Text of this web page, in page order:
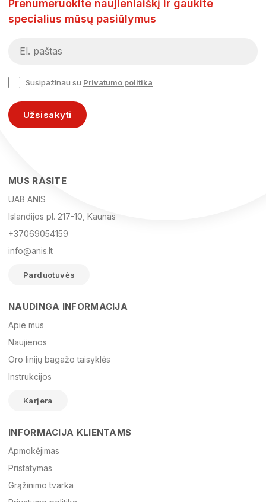
El. paštas
Žinutė
Prenumeruokite naujienlaiškį ir gaukite
specialius mūsų pasiūlymus
Susipažinau su Privatumo politika
Užsisakyti
MUS RASITE
UAB ANIS
Islandijos pl. 217-10, Kaunas
+37069054159
info@anis.lt
Parduotuvės
NAUDINGA INFORMACIJA
Apie mus
Naujienos
Oro linijų bagažo taisyklės
Instrukcijos
Karjera
INFORMACIJA KLIENTAMS
Apmokėjimas
Pristatymas
Grąžinimo tvarka